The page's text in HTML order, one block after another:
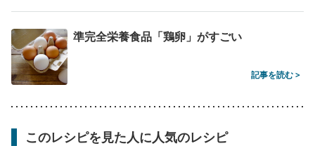
準完全栄養食品「鶏卵」がすごい
記事を読む >
このレシピを見た人に人気のレシピ